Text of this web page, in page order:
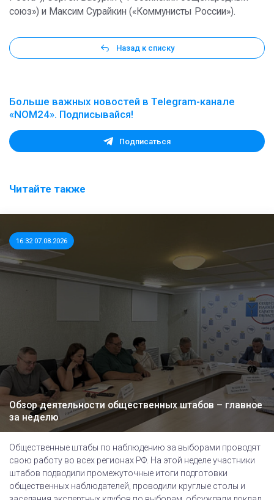
союз») и Максим Сурайкин («Коммунисты России»).
Назад к списку
Больше важных новостей в Telegram-канале
«NOM24». Подписывайся!
Подписаться
Читайте также
16:32 07.08.2026
Обзор деятельности общественных штабов – главное
за неделю
Общественные штабы по наблюдению за выборами проводят
свою работу во всех регионах РФ. На этой неделе участники
штабов подводили промежуточные итоги подготовки
общественных наблюдателей, проводили круглые столы и